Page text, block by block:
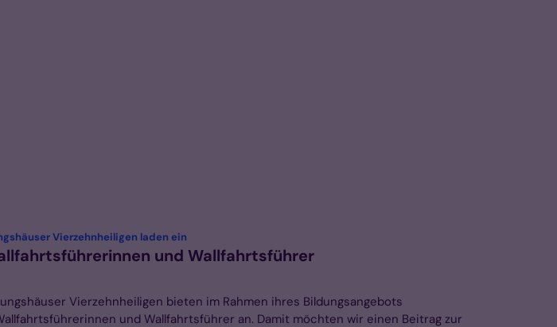
Vierzehnheiligen laden ein
und Wallfahrtsführer
Vierzehnheiligen bieten im Rahmen ihres Bildungsangebots
und Wallfahrtsführer an. Damit möchten wir einen Beitrag zur